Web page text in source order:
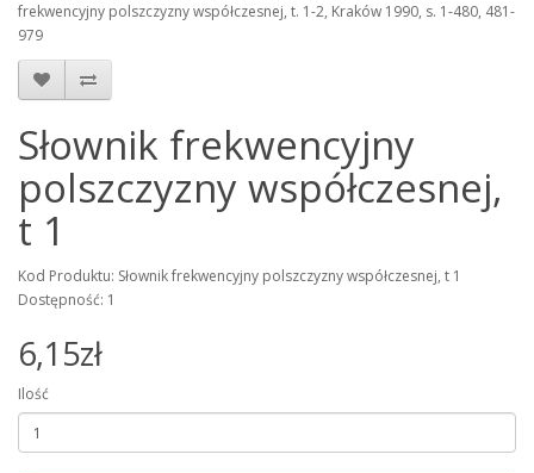
frekwencyjny polszczyzny współczesnej, t. 1-2, Kraków 1990, s. 1-480, 481-
979
Słownik frekwencyjny
polszczyzny współczesnej,
t 1
Kod Produktu: Słownik frekwencyjny polszczyzny współczesnej, t 1
Dostępność: 1
6,15zł
Ilość